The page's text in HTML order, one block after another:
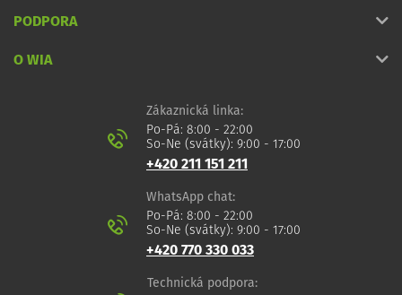
PODPORA
O WIA
Zákaznická linka:
Po-Pá: 8:00 - 22:00
So-Ne (svátky): 9:00 - 17:00
+420 211 151 211
WhatsApp chat:
Po-Pá: 8:00 - 22:00
So-Ne (svátky): 9:00 - 17:00
+420 770 330 033
Technická podpora: